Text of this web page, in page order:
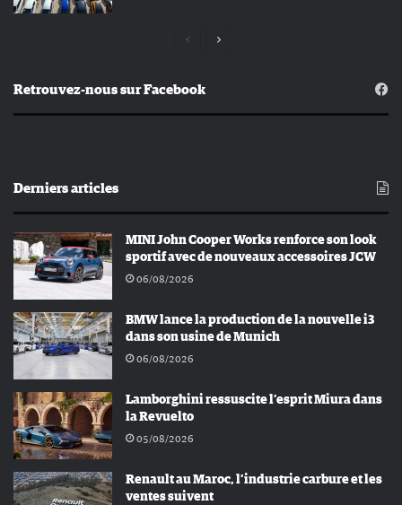
Page
Page
Retrouvez-nous sur Facebook
Derniers articles
MINI John Cooper Works renforce son look
sportif avec de nouveaux accessoires JCW
06/08/2026
BMW lance la production de la nouvelle i3
dans son usine de Munich
06/08/2026
Lamborghini ressuscite l’esprit Miura dans
la Revuelto
05/08/2026
Renault au Maroc, l’industrie carbure et les
ventes suivent